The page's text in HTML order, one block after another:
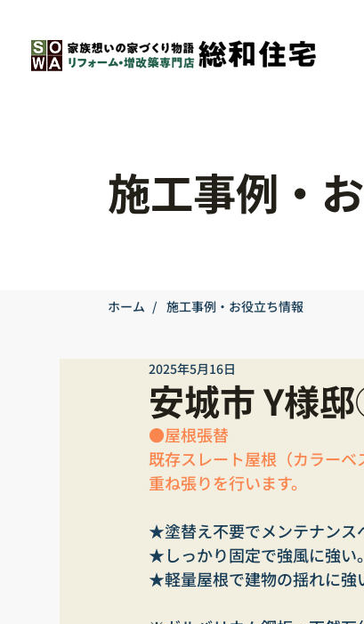
施工事例・
安城市 Y様
2025年5月16日
●屋根張替
既存スレート屋根（カラーベ
重ね張りを行います。
★塗替え不要でメンテナンス
★しっかり固定で強風に強い。
★軽量屋根で建物の揺れに強
ホーム / 施工事例・お役立ち情報